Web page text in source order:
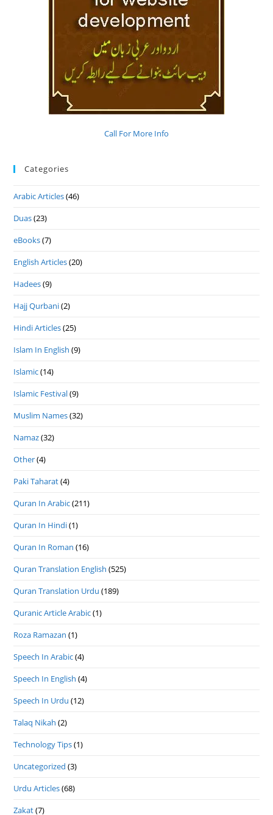
Call For More Info
Categories
Arabic Articles(46)
Duas(23)
eBooks(7)
English Articles(20)
Hadees(9)
Hajj Qurbani(2)
Hindi Articles(25)
Islam In English (9)
Islamic(14)
Islamic Festival(9)
Muslim Names(32)
Namaz(32)
Other(4)
Paki Taharat(4)
Quran In Arabic(211)
Quran In Hindi(1)
Quran In Roman (16)
Quran Translation English (525)
Quran Translation Urdu (189)
Quranic Article Arabic(1)
Roza Ramazan (1)
Speech In Arabic(4)
Speech In English (4)
Speech In Urdu (12)
Talaq Nikah (2)
Technology Tips(1)
Uncategorized (3)
Urdu Articles(68)
Zakat(7)